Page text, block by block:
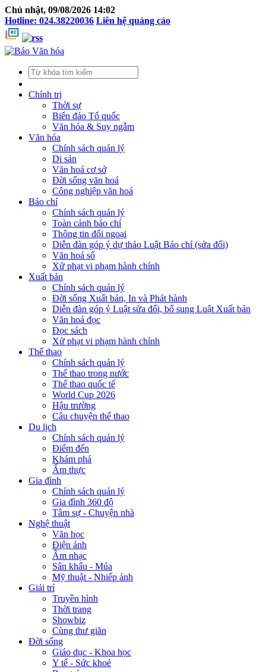
Chủ nhật, 09/08/2026 14:02
Hotline: 024.38220036 Liên hệ quảng cáo
Chính trị
Thời sự
Biển đảo Tổ quốc
Văn hóa & Suy ngẫm
Văn hóa
Chính sách quản lý
Di sản
Văn hoá cơ sở
Đời sống văn hoá
Công nghiệp văn hoá
Báo chí
Chính sách quản lý
Toàn cảnh báo chí
Thông tin đối ngoại
Diễn đàn góp ý dự thảo Luật Báo chí (sửa đổi)
Văn hoá số
Xử phạt vi phạm hành chính
Xuất bản
Chính sách quản lý
Đời sống Xuất bản, In và Phát hành
Diễn đàn góp ý Luật sửa đổi, bổ sung Luật Xuất bản
Văn hoá đọc
Đọc sách
Xử phạt vi phạm hành chính
Thể thao
Chính sách quản lý
Thể thao trong nước
Thể thao quốc tế
World Cup 2026
Hậu trường
Câu chuyện thể thao
Du lịch
Chính sách quản lý
Điểm đến
Khám phá
Ẩm thực
Gia đình
Chính sách quản lý
Gia đình 360 độ
Tâm sự - Chuyện nhà
Nghệ thuật
Văn học
Điện ảnh
Âm nhạc
Sân khấu - Múa
Mỹ thuật - Nhiếp ảnh
Giải trí
Truyền hình
Thời trang
Showbiz
Cùng thư giãn
Đời sống
Giáo dục - Khoa học
Y tế - Sức khoẻ